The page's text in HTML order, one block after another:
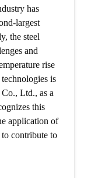
has
largest
the steel
and
rise
is
Ltd., as a
this
application of
contribute to